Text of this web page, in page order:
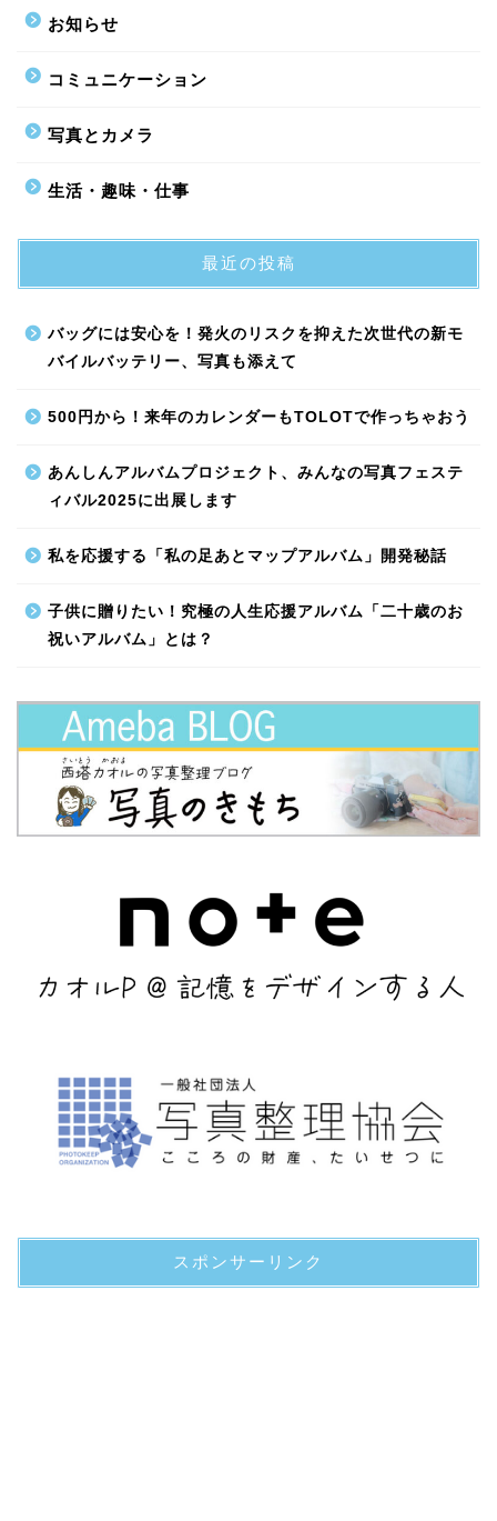
お知らせ
コミュニケーション
写真とカメラ
生活・趣味・仕事
最近の投稿
バッグには安心を！発火のリスクを抑えた次世代の新モ
バイルバッテリー、写真も添えて
500円から！来年のカレンダーもTOLOTで作っちゃおう
あんしんアルバムプロジェクト、みんなの写真フェステ
ィバル2025に出展します
私を応援する「私の足あとマップアルバム」開発秘話
子供に贈りたい！究極の人生応援アルバム「二十歳のお
祝いアルバム」とは？
スポンサーリンク